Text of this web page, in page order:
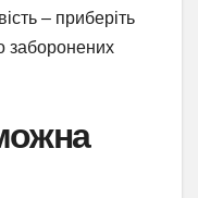
– приберіть
заборонених